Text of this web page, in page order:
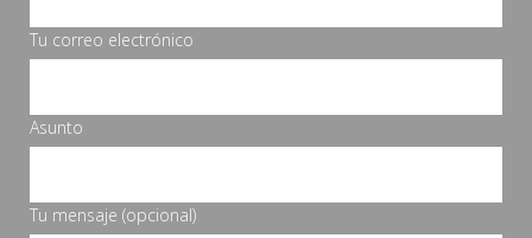
Tu correo electrónico
Asunto
Tu mensaje (opcional)